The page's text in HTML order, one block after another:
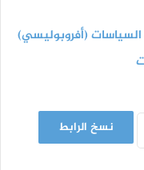
السياسات (أفروبوليسي)
نسخ الرابط